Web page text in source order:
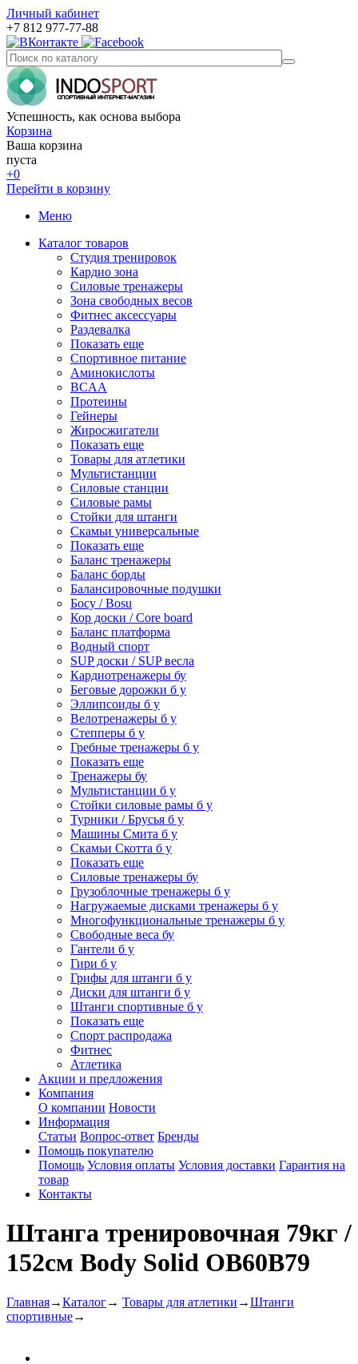
Личный кабинет
+7 812 977-77-88
Успешность, как основа выбора
Корзина
Ваша корзина
пуста
+0
Перейти в корзину
Меню
Каталог товаров
Студия тренировок
Кардио зона
Силовые тренажеры
Зона свободных весов
Фитнес аксессуары
Раздевалка
Показать еще
Спортивное питание
Аминокислоты
BCAA
Протеины
Гейнеры
Жиросжигатели
Показать еще
Товары для атлетики
Мультистанции
Силовые станции
Силовые рамы
Стойки для штанги
Скамьи универсальные
Показать еще
Баланс тренажеры
Баланс борды
Балансировочные подушки
Босу / Bosu
Кор доски / Core board
Баланс платформа
Водный спорт
SUP доски / SUP весла
Кардиотренажеры бу
Беговые дорожки б у
Эллипсоиды б у
Велотренажеры б у
Степперы б у
Гребные тренажеры б у
Показать еще
Тренажеры бу
Мультистанции б у
Стойки силовые рамы б у
Турники / Брусья б у
Машины Смита б у
Скамьи Скотта б у
Показать еще
Силовые тренажеры бу
Грузоблочные тренажеры б у
Нагружаемые дисками тренажеры б у
Многофункциональные тренажеры б у
Свободные веса бу
Гантели б у
Гири б у
Грифы для штанги б у
Диски для штанги б у
Штанги спортивные б у
Показать еще
Спорт распродажа
Фитнес
Атлетика
Акции и предложения
Компания
О компании Новости
Информация
Статьи Вопрос-ответ Бренды
Помощь покупателю
Помощь Условия оплаты Условия доставки Гарантия на
товар
Контакты
Штанга тренировочная 79кг /
152см Body Solid OB60B79
Главная→Каталог→ Товары для атлетики →Штанги
спортивные→